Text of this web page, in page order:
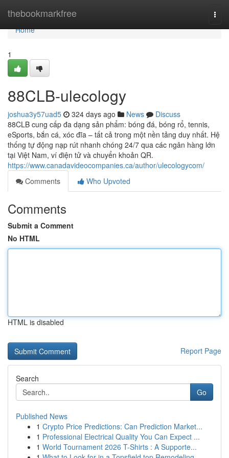
thebookmarkfree
Home
Home
1
88CLB-ulecology
joshua3y57uad5 324 days ago News
Discuss
88CLB cung cấp đa dạng sản phẩm: bóng đá, bóng rổ, tennis,
eSports, bắn cá, xóc đĩa – tất cả trong một nền tảng duy nhất. Hệ
thống tự động nạp rút nhanh chóng 24/7 qua các ngân hàng lớn
tại Việt Nam, ví điện tử và chuyển khoản QR.
https://www.canadavideocompanies.ca/author/ulecologycom/
Comments
Who Upvoted
Comments
Submit a Comment
No HTML
HTML is disabled
Report Page
Search
Go
Published News
1 Crypto Price Predictions: Can Prediction Market...
1 Professional Electrical Quality You Can Expect ...
1 World Tournament 2026 T-Shirts : A Supporte...